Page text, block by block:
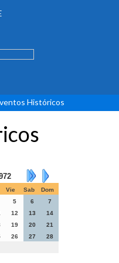
Históricos
Vie Sab
Dom
5 6
7
12 13
14
19 20
21
26 27
28